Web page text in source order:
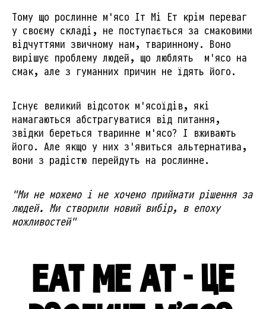
Тому що рослинне м'ясо Іт Мі Ет крім переваг
у своєму складі, не поступається за смаковими
відчуттями звичному нам, тваринному. Воно
вирішує проблему людей, що люблять м'ясо на
смак, але з гуманних причин не їдять його.
Існує великий відсоток м'ясоїдів, які
намагаються абстрагуватися від питання,
звідки береться тваринне м'ясо? І вживають
його. Але якщо у них з'явиться альтернатива,
вони з радістю перейдуть на рослинне.
"Ми не можемо і не хочемо приймати рішення за
людей. Ми створили новий вибір, в епоху
можливостей"
EAT ME AT - ЦЕ